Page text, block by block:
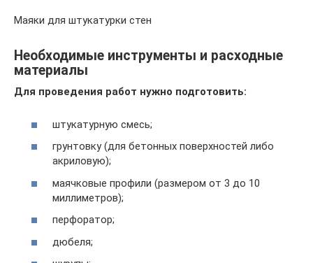
Маяки для штукатурки стен
Необходимые инструменты и расходные
материалы
Для проведения работ нужно подготовить:
штукатурную смесь;
грунтовку (для бетонных поверхностей либо
акриловую);
маячковые профили (размером от 3 до 10
миллиметров);
перфоратор;
дюбеля;